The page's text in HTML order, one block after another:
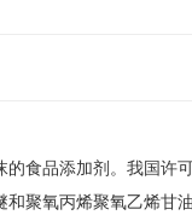
食品添加剂。我国许
聚氧丙烯聚氧乙烯甘